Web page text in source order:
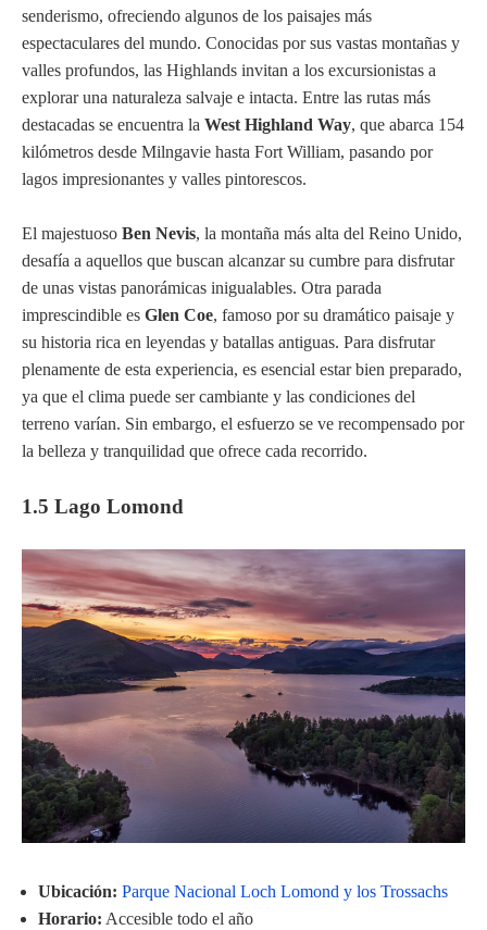
senderismo, ofreciendo algunos de los paisajes más
espectaculares del mundo. Conocidas por sus vastas montañas y
valles profundos, las Highlands invitan a los excursionistas a
explorar una naturaleza salvaje e intacta. Entre las rutas más
destacadas se encuentra la West Highland Way, que abarca 154
kilómetros desde Milngavie hasta Fort William, pasando por
lagos impresionantes y valles pintorescos.
El majestuoso Ben Nevis, la montaña más alta del Reino Unido,
desafía a aquellos que buscan alcanzar su cumbre para disfrutar
de unas vistas panorámicas inigualables. Otra parada
imprescindible es Glen Coe, famoso por su dramático paisaje y
su historia rica en leyendas y batallas antiguas. Para disfrutar
plenamente de esta experiencia, es esencial estar bien preparado,
ya que el clima puede ser cambiante y las condiciones del
terreno varían. Sin embargo, el esfuerzo se ve recompensado por
la belleza y tranquilidad que ofrece cada recorrido.
1.5 Lago Lomond
Ubicación: Parque Nacional Loch Lomond y los Trossachs
Horario: Accesible todo el año